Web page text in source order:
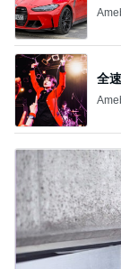
全